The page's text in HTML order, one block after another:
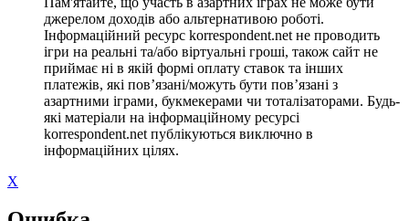
джерелом доходів або альтернативою роботі.
Інформаційний ресурс korrespondent.net не проводить
ігри на реальні та/або віртуальні гроші, також сайт не
приймає ні в якій формі оплату ставок та інших
платежів, які пов’язані/можуть бути пов’язані з
азартними іграми, букмекерами чи тоталізаторами. Будь-
які матеріали на інформаційному ресурсі
korrespondent.net публікуються виключно в
інформаційних цілях.
X